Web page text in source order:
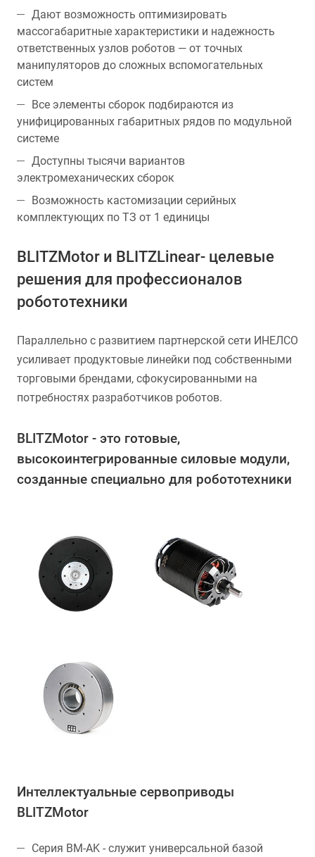
Дают возможность оптимизировать
массогабаритные характеристики и надежность
ответственных узлов роботов — от точных
манипуляторов до сложных вспомогательных
систем
Все элементы сборок подбираются из
унифицированных габаритных рядов по модульной
системе
Доступны тысячи вариантов
электромеханических сборок
Возможность кастомизации серийных
комплектующих по ТЗ от 1 единицы
BLITZMotor и BLITZLinear- целевые
решения для профессионалов
робототехники
Параллельно с развитием партнерской сети ИНЕЛСО
усиливает продуктовые линейки под собственными
торговыми брендами, сфокусированными на
потребностях разработчиков роботов.
BLITZMotor - это готовые,
высокоинтегрированные силовые модули,
созданные специально для робототехники
Интеллектуальные сервоприводы
BLITZMotor
Серия BM-AK - служит универсальной базой